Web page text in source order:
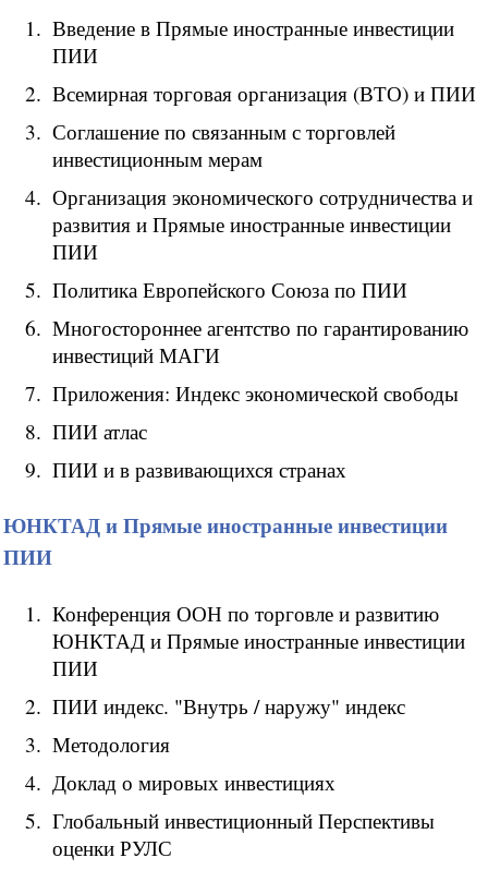
Введение в Прямые иностранные инвестиции
ПИИ
Всемирная торговая организация (ВТО) и ПИИ
Соглашение по связанным с торговлей
инвестиционным мерам
Организация экономического сотрудничества и
развития и Прямые иностранные инвестиции
ПИИ
Политика Европейского Союза по ПИИ
Многостороннее агентство по гарантированию
инвестиций МАГИ
Приложения: Индекс экономической свободы
ПИИ атлас
ПИИ и в развивающихся странах
ЮНКТАД и Прямые иностранные инвестиции
ПИИ
Конференция ООН по торговле и развитию
ЮНКТАД и Прямые иностранные инвестиции
ПИИ
ПИИ индекс. "Внутрь / наружу" индекс
Методология
Доклад о мировых инвестициях
Глобальный инвестиционный Перспективы
оценки РУЛС